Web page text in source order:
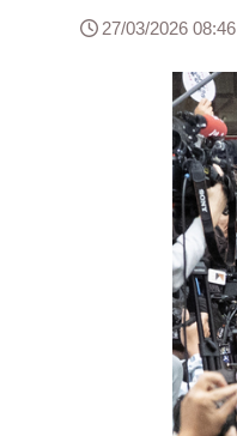
27/03/2026 08:46